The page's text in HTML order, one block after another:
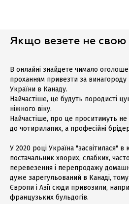
Якщо везете не свою
В онлайні знайдете чимало
проханням привезти за винагороду
України в Канаду.
Найчастіше, це будуть породисті
ніжного віку.
Найчастіше, про це проситимуть
до чотирилапих, а професійні
У 2020 році Україна "засвітилася" в
постачальник хворих, слабких,
перевезення і перепродажу
дуже зарегульований в Канаді,
Європи і Азії сюди привозили,
французьких бульдогів.